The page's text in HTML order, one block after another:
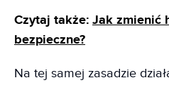
Czytaj także: Jak zmienić
bezpieczne?
Na tej samej zasadzie